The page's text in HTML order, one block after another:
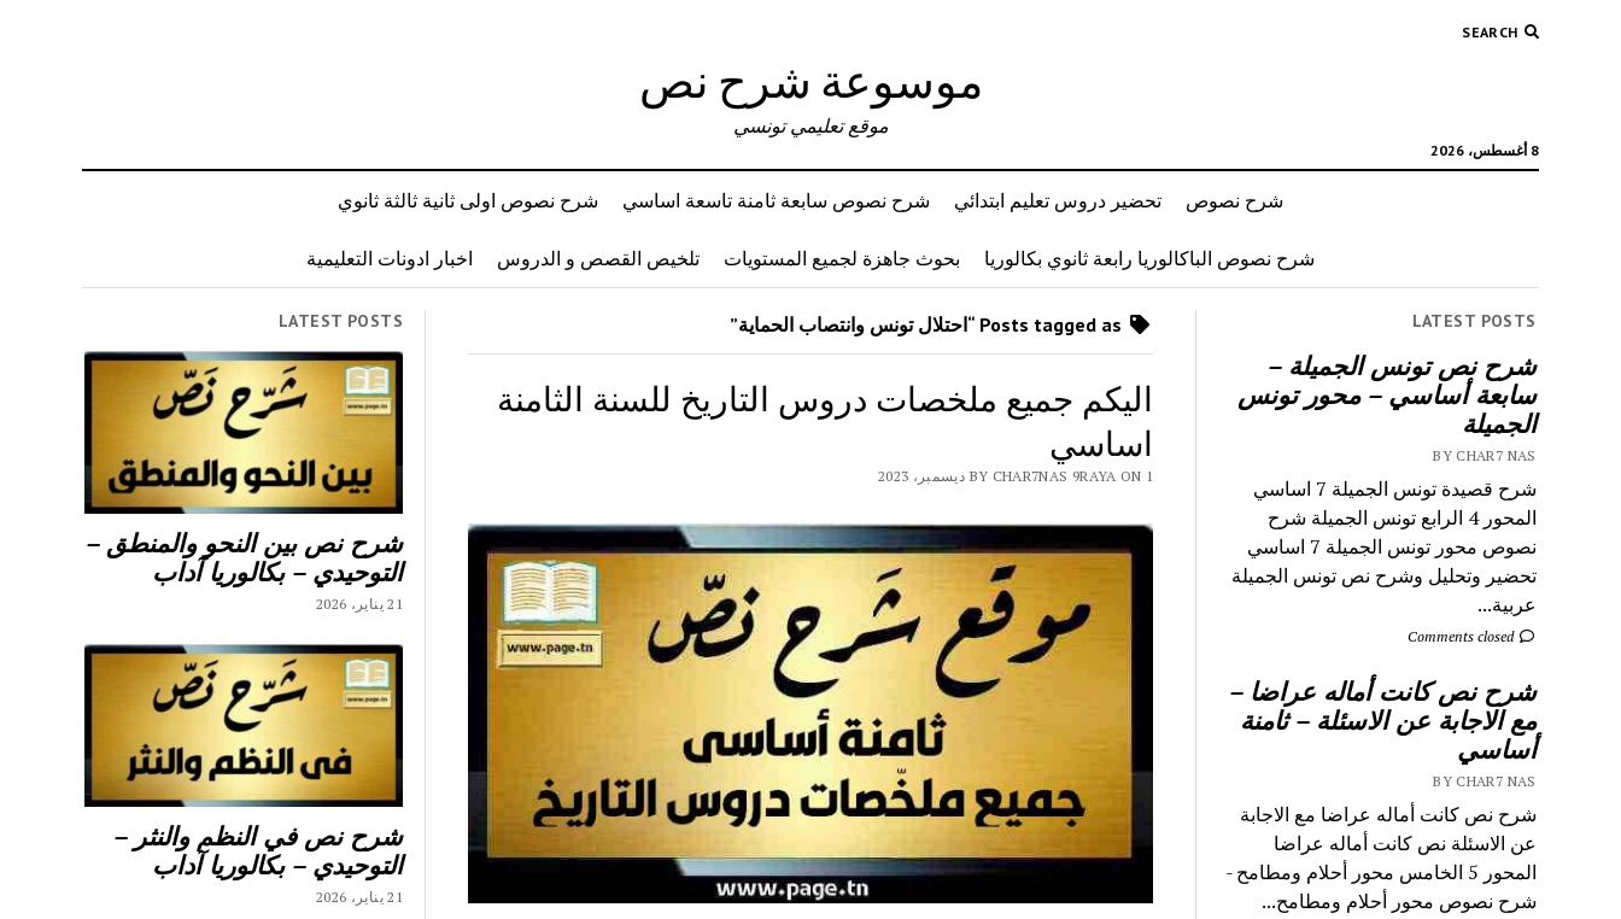
SEARCH
موسوعة شرح نص
8 أغسطس، 2026
موقع تعليمي تونسي
شرح نصوص تحضير دروس تعليم ابتدائي شرح نصوص سابعة ثامنة تاسعة اساسي شرح نصوص اولى ثانية ثالثة ثانوي
شرح نصوص الباكالوريا رابعة ثانوي بكالوريا بحوث جاهزة لجميع المستويات تلخيص القصص و الدروس اخبار ادونات التعليمية
LATEST POSTS
شرح نص تونس الجميلة –
سابعة أساسي – محور تونس
الجميلة
BY CHAR7 NAS
شرح قصيدة تونس الجميلة 7 اساسي
المحور 4 الرابع تونس الجميلة شرح
نصوص محور تونس الجميلة 7 اساسي
تحضير وتحليل وشرح نص تونس الجميلة
عربية...
Comments closed
شرح نص كانت أماله عراضا –
مع الاجابة عن الاسئلة – ثامنة
أساسي
BY CHAR7 NAS
شرح نص كانت أماله عراضا مع الاجابة
عن الاسئلة نص كانت أماله عراضا
المحور 5 الخامس محور أحلام ومطامح -
شرح نصوص محور أحلام ومطامح...
اليكم جميع ملخصات دروس التاريخ للسنة الثامنة
اساسي
BY CHAR7NAS 9RAYA ON 1 ديسمبر، 2023
LATEST POSTS
شرح نص بين النحو والمنطق –
التوحيدي – بكالوريا آداب
21 يناير، 2026
شرح نص في النظم والنثر –
التوحيدي – بكالوريا آداب
21 يناير، 2026